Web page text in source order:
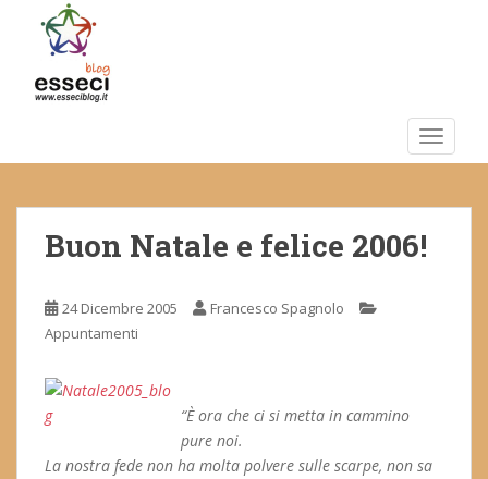
m
Buon Natale e felice 2006!
24 Dicembre 2005
Francesco Spagnolo
Appuntamenti
“È ora che ci si metta in cammino
pure noi.
La nostra fede non ha molta polvere sulle scarpe, non sa